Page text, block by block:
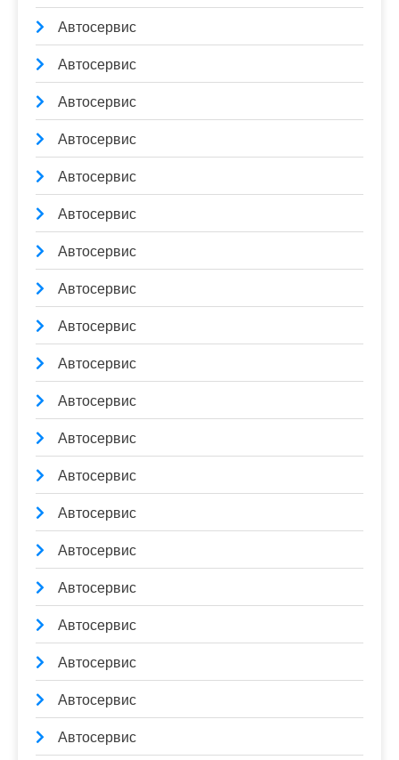
Автосервис
Автосервис
Автосервис
Автосервис
Автосервис
Автосервис
Автосервис
Автосервис
Автосервис
Автосервис
Автосервис
Автосервис
Автосервис
Автосервис
Автосервис
Автосервис
Автосервис
Автосервис
Автосервис
Автосервис